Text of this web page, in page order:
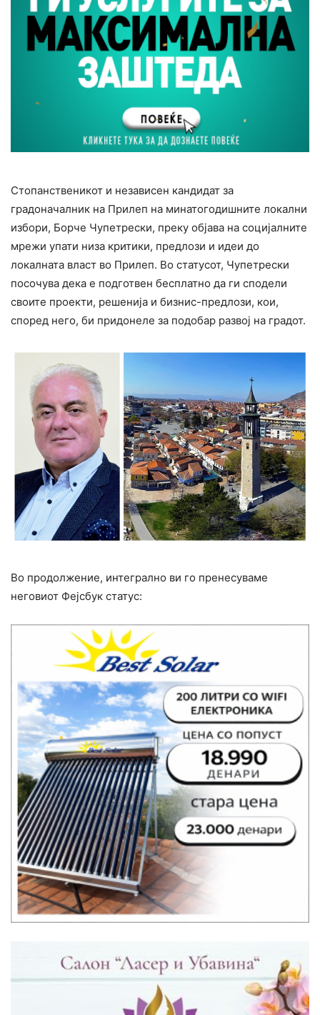
Стопанственикот и независен кандидат за
градоначалник на Прилеп на минатогодишните локални
избори, Борче Чупетрески, преку објава на социјалните
мрежи упати низа критики, предлози и идеи до
локалната власт во Прилеп. Во статусот, Чупетрески
посочува дека е подготвен бесплатно да ги сподели
своите проекти, решенија и бизнис-предлози, кои,
според него, би придонеле за подобар развој на градот.
Во продолжение, интегрално ви го пренесуваме
неговиот Фејсбук статус: